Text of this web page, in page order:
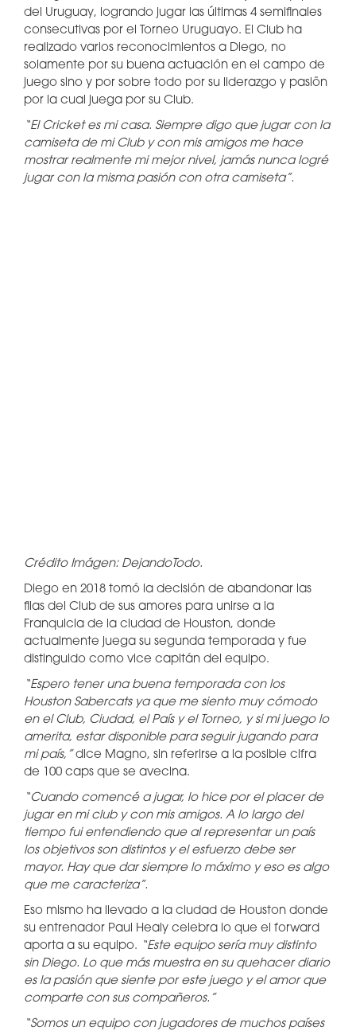
del Uruguay, logrando jugar las últimas 4 semifinales
consecutivas por el Torneo Uruguayo. El Club ha
realizado varios reconocimientos a Diego, no
solamente por su buena actuación en el campo de
juego sino y por sobre todo por su liderazgo y pasiön
por la cual juega por su Club.
“El Cricket es mi casa. Siempre digo que jugar con la
camiseta de mi Club y con mis amigos me hace
mostrar realmente mi mejor nivel, jamás nunca logré
jugar con la misma pasión con otra camiseta”.
Crédito Imágen: DejandoTodo.
Diego en 2018 tomó la decisión de abandonar las
filas del Club de sus amores para unirse a la
Franquicia de la ciudad de Houston, donde
actualmente juega su segunda temporada y fue
distinguido como vice capitán del equipo.
“Espero tener una buena temporada con los
Houston Sabercats ya que me siento muy cómodo
en el Club, Ciudad, el País y el Torneo, y si mi juego lo
amerita, estar disponible para seguir jugando para
mi país,” dice Magno, sin referirse a la posible cifra
de 100 caps que se avecina.
“Cuando comencé a jugar, lo hice por el placer de
jugar en mi club y con mis amigos. A lo largo del
tiempo fui entendiendo que al representar un país
los objetivos son distintos y el esfuerzo debe ser
mayor. Hay que dar siempre lo máximo y eso es algo
que me caracteriza”.
Eso mismo ha llevado a la ciudad de Houston donde
su entrenador Paul Healy celebra lo que el forward
aporta a su equipo. “Este equipo sería muy distinto
sin Diego. Lo que más muestra en su quehacer diario
es la pasión que siente por este juego y el amor que
comparte con sus compañeros.”
“Somos un equipo con jugadores de muchos países